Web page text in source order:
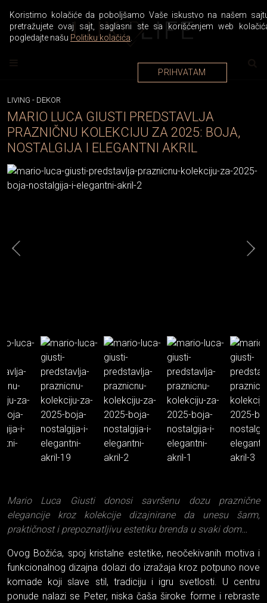
LIVING - DEKOR
MARIO LUCA GIUSTI PREDSTAVLJA
PRAZNIČNU KOLEKCIJU ZA 2025: BOJA,
NOSTALGIJA I ELEGANTNI AKRIL
Mario Luca Giusti donosi savršenu dozu praznične
elegancije kroz kolekcije dizajnirane da unesu šarm,
praktičnost i prepoznatljivu estetiku brenda u svaki dom…
Ovog Božića, spoj kristalne estetike, neočekivanih motiva i
funkcionalnog dizajna dolazi do izražaja kroz potpuno nove
komade koji slave stil, tradiciju i igru svetlosti. U centru
ponude nalazi se Peter, niska čaša široke forme i rebraste
Koristimo kolačiće da poboljšamo Vaše iskustvo na našem
pretražujete ovaj sajt, saglasni ste sa korišćenjem web
pogledajte našu Politiku kolačića
PRIHVATAM